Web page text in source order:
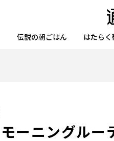
伝説の朝ごはん
はたらく
ーニングルー